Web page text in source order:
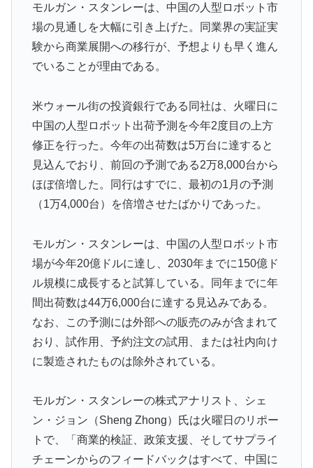
大地震が起きても手術をやり遂げる日本の医療チーム、
海外でも凄すぎると絶賛
かる数字に海外が大騒ぎ
新聞さん、壮大な縦読みを仕込んでしまうwww
▶ 【衝撃】韓国人「エボシ御前の声の人、若い頃がこれか
よ」
▶
海外「全部日本の真似だったのか…」 日本の普通のテ
レビ番組が最新SNSの数十年先を行っていたと話題に
韓国人「大韓航空の熊本地震飲料水支援に対する日本人
▶ 【伝説の100得点、いまだ都市伝説扱い】海外「バムの
83点でようやく信じた」
▶ 【衝撃】韓国人「日本の名門女子校、漫画のままかよ」
▶
韓国が独自開発したと自慢する甘いトマト、実はそこら
辺のトマトに砂糖水を注入していただけなのが判明して
大問題にw
▶ 【海外の反応】アルゼンチン協会、FIFA会長に確固たる
韓国人「熊本地震で見る日本の土木技術の完全勝利をご
覧ください」→「これはすごいわ」「こういうのを見る
と日本人は何か適当に作る感じがしない・・・」「あれ
がまさに経験値である」
モルガン・スタンレーは、中国の人型ロボット市
場の見通しを大幅に引き上げた。同業界の実証実
験から商業展開への移行が、予想よりも早く進ん
でいることが理由である。
米ウォール街の投資銀行である同社は、火曜日に
中国の人型ロボット出荷予測を今年2度目の上方
修正を行った。今年の出荷数は5万台に達すると
見込んでおり、前回の予測である2万8,000台から
ほぼ倍増した。同行はすでに、最初の1月の予測
（1万4,000台）を倍増させたばかりであった。
モルガン・スタンレーは、中国の人型ロボット市
場が今年20億ドルに達し、2030年までに150億ド
ル規模に成長すると試算している。同年までに年
間出荷数は44万6,000台に達する見込みである。
なお、この予測には外部への販売のみが含まれて
おり、試作用、予約注文の試用、または社内向け
に製造されたものは除外されている。
モルガン・スタンレーの株式アナリスト、シェ
ン・ジョン（Sheng Zhong）氏は火曜日のリポー
トで、「商業的検証、政策支援、そしてサプライ
チェーンからのフィードバックはすべて、中国に